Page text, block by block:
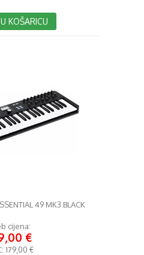
KOŠARICU
49 MK3 BLACK
cijena:
€
179,00 €